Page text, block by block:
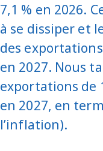
7,1 % en 2026.
à se dissiper et
des
en 2027. Nous
exportations de
en 2027, en
l’inflation).